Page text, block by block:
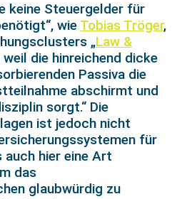
keine Steuergelder für
wie Tobias Tröger,
„Law &
weil die hinreichend dicke
Passiva die
abschirmt und
sorgt.“ Die
ist jedoch nicht
für
hier eine Art
das
glaubwürdig zu